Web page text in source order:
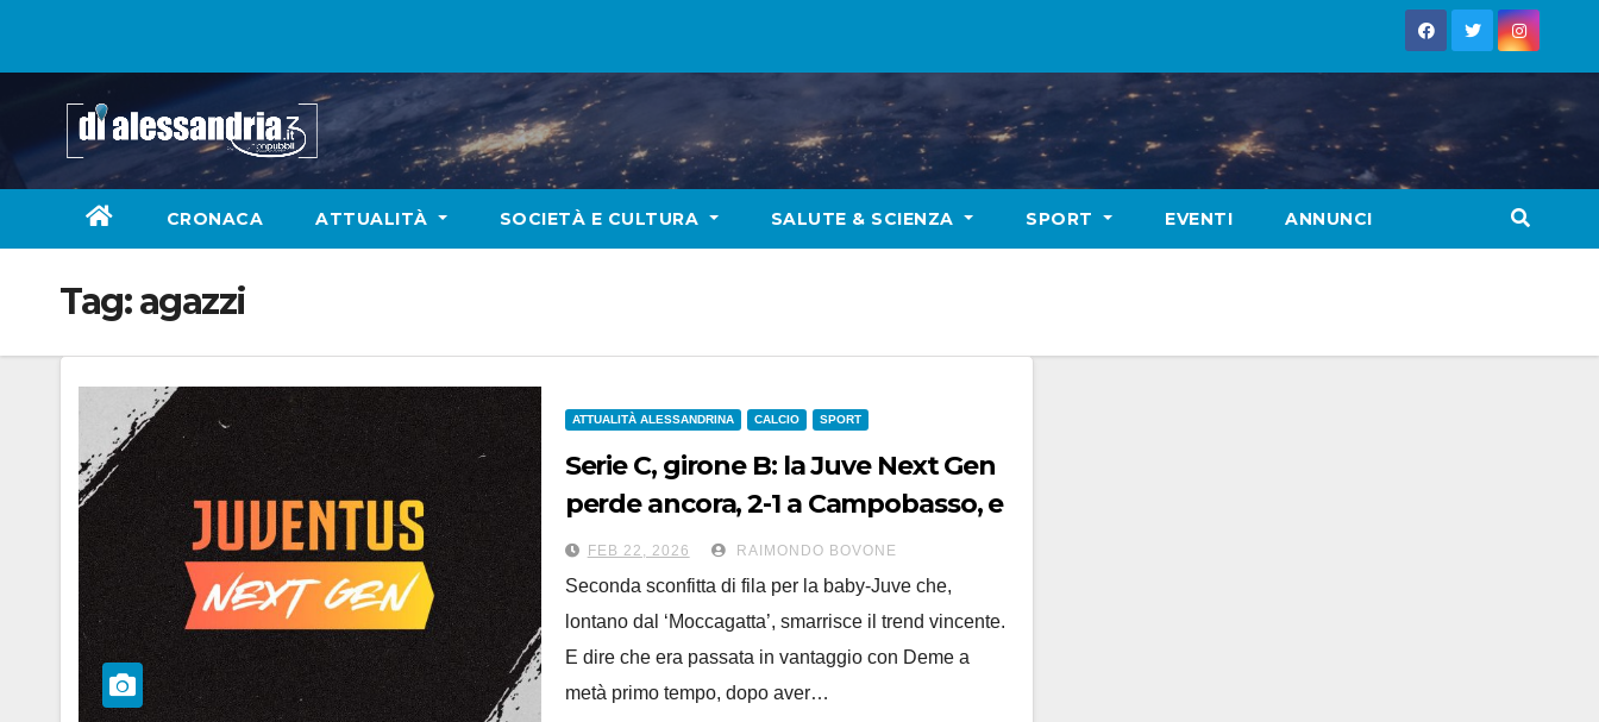
CRONACA ATTUALITÀ SOCIETÀ E CULTURA SALUTE & SCIENZA SPORT EVENTI ANNUNCI
Tag:agazzi
ATTUALITÀ ALESSANDRINA CALCIO SPORT
Serie C, girone B: la Juve Next Gen
perde ancora, 2-1 a Campobasso, e
finisce in 9
FEB 22, 2026 RAIMONDO BOVONE
Seconda sconfitta di fila per la baby-Juve che,
lontano dal ‘Moccagatta’, smarrisce il trend vincente.
E dire che era passata in vantaggio con Deme a
metà primo tempo, dopo aver…